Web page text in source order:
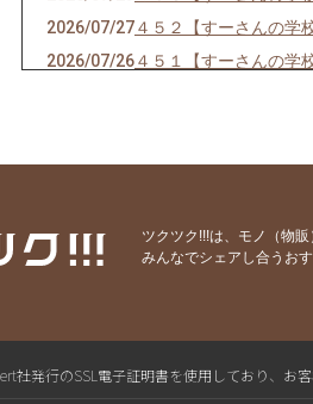
2026/07/27４５２【すーさんの学
2026/07/26４５１【すーさんの学
2026/07/23４４８【すーさんの学
４４６【すーさんの学
2026/07/20
４４５【すーさんの学
ツクツク!!!は、モノ（物
みんなでシェアし合うお
社発行のSSL電子証明書を使用しており、